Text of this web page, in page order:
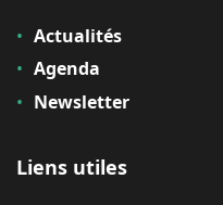
Actualités
Agenda
Newsletter
Liens utiles